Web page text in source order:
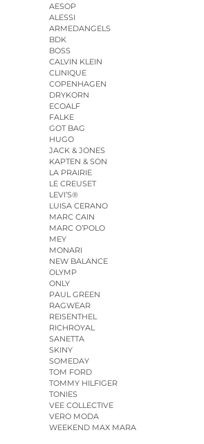
AESOP
ALESSI
ARMEDANGELS
BDK
BOSS
CALVIN KLEIN
CLINIQUE
COPENHAGEN
DRYKORN
ECOALF
FALKE
GOT BAG
HUGO
JACK & JONES
KAPTEN & SON
LA PRAIRIE
LE CREUSET
LEVI’S®
LUISA CERANO
MARC CAIN
MARC O’POLO
MEY
MONARI
NEW BALANCE
OLYMP
ONLY
PAUL GREEN
RAGWEAR
REISENTHEL
RICHROYAL
SANETTA
SKINY
SOMEDAY
TOM FORD
TOMMY HILFIGER
TONIES
VEE COLLECTIVE
VERO MODA
WEEKEND MAX MARA